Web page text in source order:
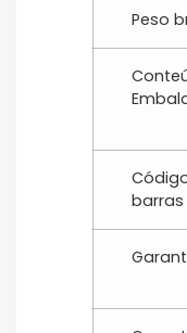
Peso
barras